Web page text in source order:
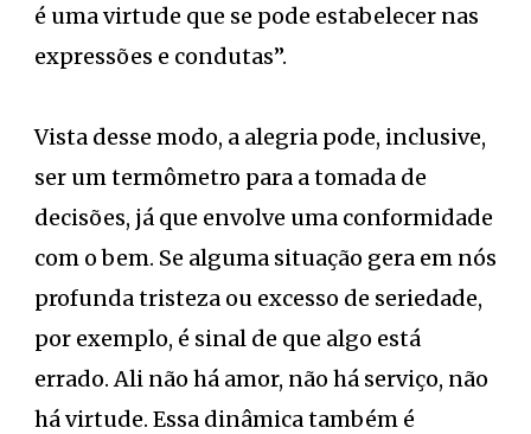
é uma virtude que se pode estabelecer nas
expressões e condutas”.
Vista desse modo, a alegria pode, inclusive,
ser um termômetro para a tomada de
decisões, já que envolve uma conformidade
com o bem. Se alguma situação gera em nós
profunda tristeza ou excesso de seriedade,
por exemplo, é sinal de que algo está
errado. Ali não há amor, não há serviço, não
há virtude. Essa dinâmica também é